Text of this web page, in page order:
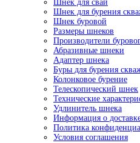
Шнек для свай
Шнек для бурения
Шнек буровой
Размеры шнеков
Производители
Абразивные шнеки
Адаптер шнека
Буры для бурения
Колонковое бурение
Телескопический шнек
Технические
Удлинитель шнека
Информация о
Политика
Условия соглашения